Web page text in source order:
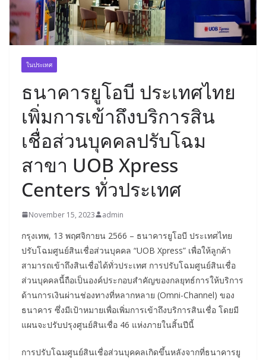
ในประเทศ
ธนาคารยูโอบี ประเทศไทย
เพิ่มการเข้าถึงบริการสิน
เชื่อส่วนบุคคลปรับโฉม
สาขา UOB Xpress
Centers ทั่วประเทศ
November 15, 2023 admin
กรุงเทพ, 13 พฤศจิกายน 2566 – ธนาคารยูโอบี ประเทศไทย
ปรับโฉมศูนย์สินเชื่อส่วนบุคคล “UOB Xpress” เพื่อให้ลูกค้า
สามารถเข้าถึงสินเชื่อได้ทั่วประเทศ การปรับโฉมศูนย์สินเชื่อ
ส่วนบุคคลนี้ถือเป็นองค์ประกอบสำคัญของกลยุทธ์การให้บริการ
ด้านการเงินผ่านช่องทางที่หลากหลาย (Omni-Channel) ของ
ธนาคาร ซึ่งมีเป้าหมายเพื่อเพิ่มการเข้าถึงบริการสินเชื่อ โดยมี
แผนจะปรับปรุงศูนย์สินเชื่อ 46 แห่งภายในสิ้นปีนี้
การปรับโฉมศูนย์สินเชื่อส่วนบุคคลเกิดขึ้นหลังจากที่ธนาคารยู